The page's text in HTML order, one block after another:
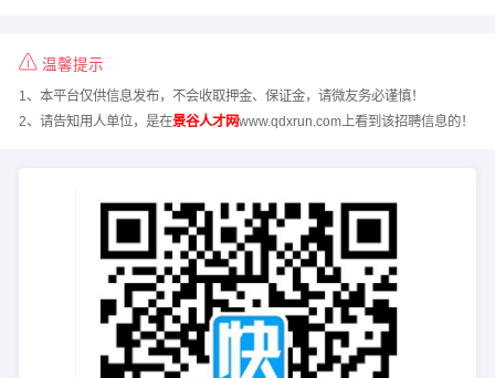
温馨提示
1、本平台仅供信息发布，不会收取押金、保证金，请微友务必谨慎！
2、请告知用人单位，是在景谷人才网www.qdxrun.com上看到该招聘信息的！